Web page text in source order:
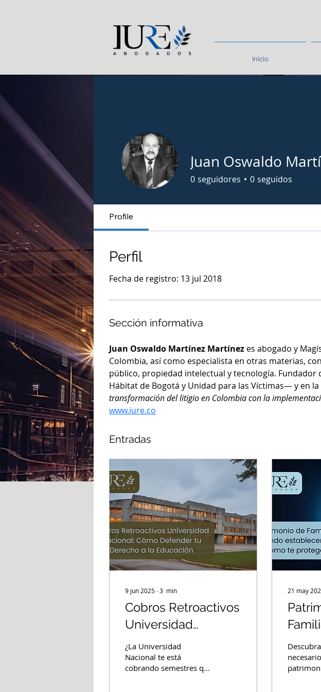
Inicio
Juan Oswaldo
0 seguidores 0 seguidos
Profile
Perfil
Fecha de registro: 13 jul 2018
Sección informativa
Juan Oswaldo Martínez Martínez es abogado y
Colombia, así como especialista en otras materias,
público, propiedad intelectual y tecnología. Fundador
Hábitat de Bogotá y Unidad para las Víctimas— y en
transformación del litigio en Colombia con la
www.iure.co
Entradas
9 jun 2025 ∙3 min
Cobros Retroactivos
Universidad
Nacional: Cómo
Defender tu
Derecho a la
¿La Universidad
Nacional te está
cobrando semestres que
21 may
cómo